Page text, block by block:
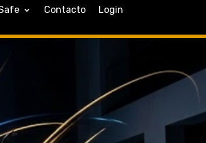
Contacto Login